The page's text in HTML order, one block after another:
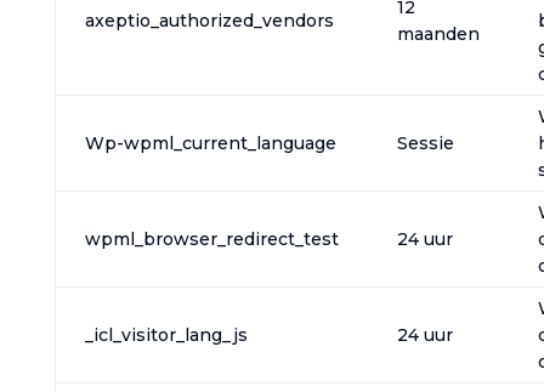
axeptio_authorized_vendors
12
maanden
Wp-wpml_current_language Sessie
wpml_browser_redirect_test 24 uur
_icl_visitor_lang_js 24 uur